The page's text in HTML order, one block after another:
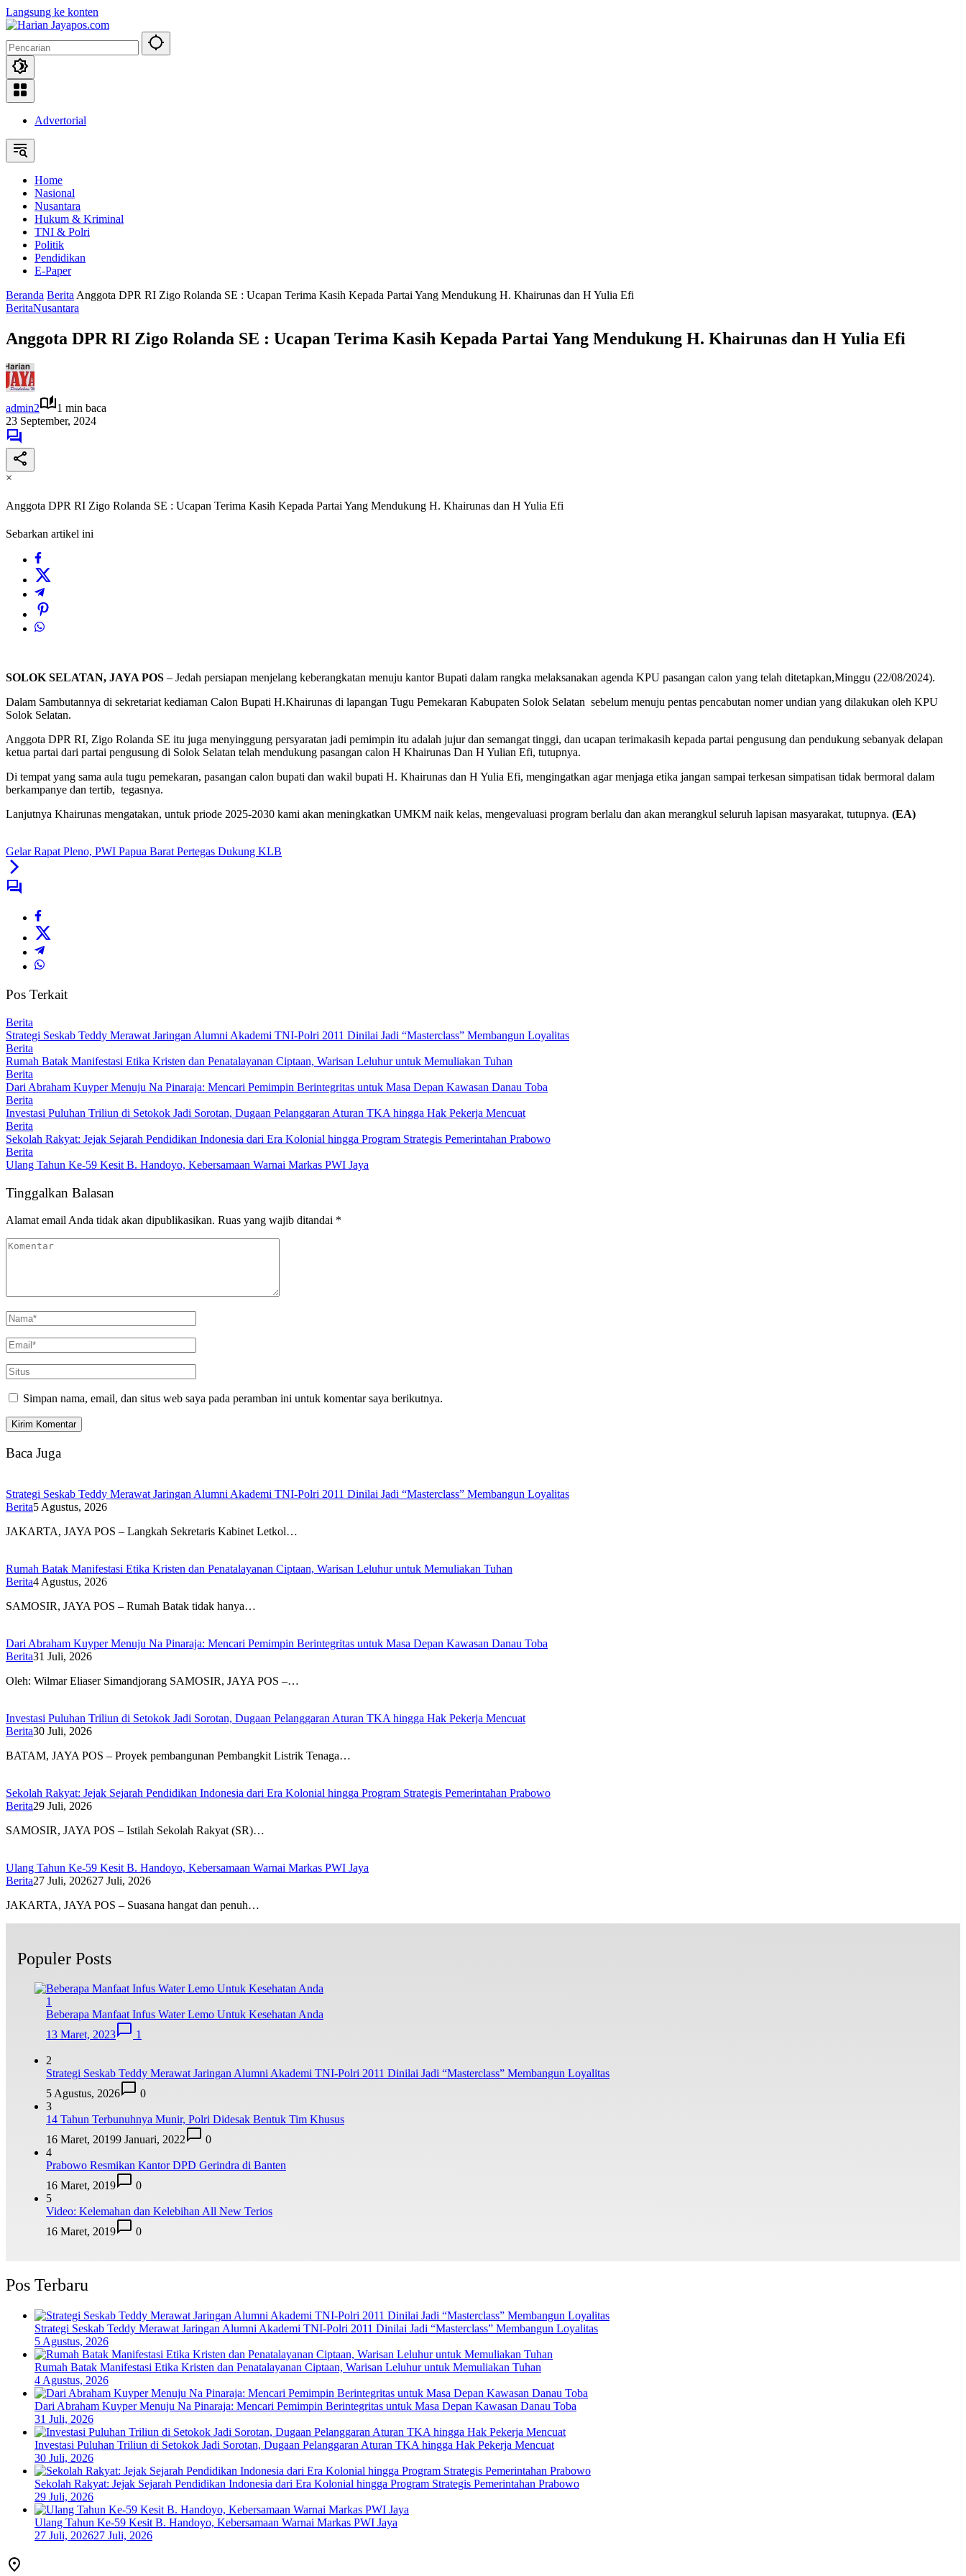
Langsung ke konten
Advertorial
Home
Nasional
Nusantara
Hukum & Kriminal
TNI & Polri
Politik
Pendidikan
E-Paper
Beranda Berita Anggota DPR RI Zigo Rolanda SE : Ucapan Terima Kasih Kepada Partai Yang Mendukung H. Khairunas dan H Yulia Efi
BeritaNusantara
Anggota DPR RI Zigo Rolanda SE : Ucapan Terima Kasih Kepada Partai Yang Mendukung H. Khairunas dan H Yulia Efi
admin2
1 min baca
23 September, 2024
×
Anggota DPR RI Zigo Rolanda SE : Ucapan Terima Kasih Kepada Partai Yang Mendukung H. Khairunas dan H Yulia Efi
Sebarkan artikel ini
SOLOK SELATAN, JAYA POS – Jedah persiapan menjelang keberangkatan menuju kantor Bupati dalam rangka melaksanakan agenda KPU pasangan calon yang telah ditetapkan,Minggu (22/08/2024).
Dalam Sambutannya di sekretariat kediaman Calon Bupati H.Khairunas di lapangan Tugu Pemekaran Kabupaten Solok Selatan sebelum menuju pentas pencabutan nomer undian yang dilakukan oleh KPU
Solok Selatan.
Anggota DPR RI, Zigo Rolanda SE itu juga menyinggung persyaratan jadi pemimpin itu adalah jujur dan semangat tinggi, dan ucapan terimakasih kepada partai pengusung dan pendukung sebanyak delapan
ketua partai dari partai pengusung di Solok Selatan telah mendukung pasangan calon H Khairunas Dan H Yulian Efi, tutupnya.
Di tempat yang sama aula tugu pemekaran, pasangan calon bupati dan wakil bupati H. Khairunas dan H Yulia Efi, mengingatkan agar menjaga etika jangan sampai terkesan simpatisan tidak bermoral dalam
berkampanye dan tertib, tegasnya.
Lanjutnya Khairunas mengatakan, untuk priode 2025-2030 kami akan meningkatkan UMKM naik kelas, mengevaluasi program berlalu dan akan merangkul seluruh lapisan masyarakat, tutupnya. (EA)
Gelar Rapat Pleno, PWI Papua Barat Pertegas Dukung KLB
Pos Terkait
Berita
Strategi Seskab Teddy Merawat Jaringan Alumni Akademi TNI-Polri 2011 Dinilai Jadi “Masterclass” Membangun Loyalitas
Berita
Rumah Batak Manifestasi Etika Kristen dan Penatalayanan Ciptaan, Warisan Leluhur untuk Memuliakan Tuhan
Berita
Dari Abraham Kuyper Menuju Na Pinaraja: Mencari Pemimpin Berintegritas untuk Masa Depan Kawasan Danau Toba
Berita
Investasi Puluhan Triliun di Setokok Jadi Sorotan, Dugaan Pelanggaran Aturan TKA hingga Hak Pekerja Mencuat
Berita
Sekolah Rakyat: Jejak Sejarah Pendidikan Indonesia dari Era Kolonial hingga Program Strategis Pemerintahan Prabowo
Berita
Ulang Tahun Ke-59 Kesit B. Handoyo, Kebersamaan Warnai Markas PWI Jaya
Tinggalkan Balasan
Alamat email Anda tidak akan dipublikasikan. Ruas yang wajib ditandai *
Simpan nama, email, dan situs web saya pada peramban ini untuk komentar saya berikutnya.
Baca Juga
Strategi Seskab Teddy Merawat Jaringan Alumni Akademi TNI-Polri 2011 Dinilai Jadi “Masterclass” Membangun Loyalitas
Berita5 Agustus, 2026
JAKARTA, JAYA POS – Langkah Sekretaris Kabinet Letkol…
Rumah Batak Manifestasi Etika Kristen dan Penatalayanan Ciptaan, Warisan Leluhur untuk Memuliakan Tuhan
Berita4 Agustus, 2026
SAMOSIR, JAYA POS – Rumah Batak tidak hanya…
Dari Abraham Kuyper Menuju Na Pinaraja: Mencari Pemimpin Berintegritas untuk Masa Depan Kawasan Danau Toba
Berita31 Juli, 2026
Oleh: Wilmar Eliaser Simandjorang SAMOSIR, JAYA POS –…
Investasi Puluhan Triliun di Setokok Jadi Sorotan, Dugaan Pelanggaran Aturan TKA hingga Hak Pekerja Mencuat
Berita30 Juli, 2026
BATAM, JAYA POS – Proyek pembangunan Pembangkit Listrik Tenaga…
Sekolah Rakyat: Jejak Sejarah Pendidikan Indonesia dari Era Kolonial hingga Program Strategis Pemerintahan Prabowo
Berita29 Juli, 2026
SAMOSIR, JAYA POS – Istilah Sekolah Rakyat (SR)…
Ulang Tahun Ke-59 Kesit B. Handoyo, Kebersamaan Warnai Markas PWI Jaya
Berita27 Juli, 202627 Juli, 2026
JAKARTA, JAYA POS – Suasana hangat dan penuh…
Populer Posts
1
Beberapa Manfaat Infus Water Lemo Untuk Kesehatan Anda
13 Maret, 2023
1
2
Strategi Seskab Teddy Merawat Jaringan Alumni Akademi TNI-Polri 2011 Dinilai Jadi “Masterclass” Membangun Loyalitas
5 Agustus, 2026
0
3
14 Tahun Terbunuhnya Munir, Polri Didesak Bentuk Tim Khusus
16 Maret, 20199 Januari, 2022
0
4
Prabowo Resmikan Kantor DPD Gerindra di Banten
16 Maret, 2019
0
5
Video: Kelemahan dan Kelebihan All New Terios
16 Maret, 2019
0
Pos Terbaru
Strategi Seskab Teddy Merawat Jaringan Alumni Akademi TNI-Polri 2011 Dinilai Jadi “Masterclass” Membangun Loyalitas
5 Agustus, 2026
Rumah Batak Manifestasi Etika Kristen dan Penatalayanan Ciptaan, Warisan Leluhur untuk Memuliakan Tuhan
4 Agustus, 2026
Dari Abraham Kuyper Menuju Na Pinaraja: Mencari Pemimpin Berintegritas untuk Masa Depan Kawasan Danau Toba
31 Juli, 2026
Investasi Puluhan Triliun di Setokok Jadi Sorotan, Dugaan Pelanggaran Aturan TKA hingga Hak Pekerja Mencuat
30 Juli, 2026
Sekolah Rakyat: Jejak Sejarah Pendidikan Indonesia dari Era Kolonial hingga Program Strategis Pemerintahan Prabowo
29 Juli, 2026
Ulang Tahun Ke-59 Kesit B. Handoyo, Kebersamaan Warnai Markas PWI Jaya
27 Juli, 202627 Juli, 2026